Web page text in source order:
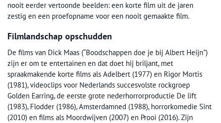
nooit eerder vertoonde beelden: een korte film uit de jaren
zestig en een proefopname voor een nooit gemaakte film.
Filmlandschap opschudden
De films van Dick Maas (“Boodschappen doe je bij Albert Heijn”)
zijn er om te entertainen en dat doet hij briljant, met
spraakmakende korte films als Adelbert (1977) en Rigor Mortis
(1981), videoclips voor Nederlands succesvolste rockgroep
Golden Earring, de eerste grote nederhorrorproductie De lift
(1983), Flodder (1986), Amsterdamned (1988), horrorkomedie Sint
(2010) en films als Moordwijven (2007) en Prooi (2016). Zijn